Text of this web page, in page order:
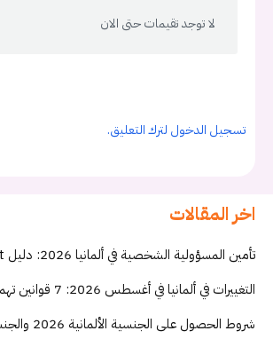
لا توجد تقيمات حتى الان
تسجيل الدخول لترك التعليق.
اخر المقالات
تأمين المسؤولية الشخصية في ألمانيا 2026: دليل Privathaftpflicht
التغييرات في ألمانيا في أغسطس 2026: 7 قوانين تهمك
شروط الحصول على الجنسية الألمانية 2026 والجنسية المزدوجة